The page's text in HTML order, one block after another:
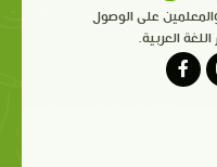
على الوصول
العربية.